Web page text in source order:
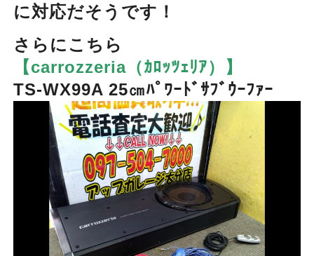
に対応だそうです！
さらにこちら
【carrozzeria（ｶﾛｯﾂｪﾘｱ）】
TS-WX99A 25㎝ﾊﾟﾜｰﾄﾞｻﾌﾞｳｰﾌｧｰ